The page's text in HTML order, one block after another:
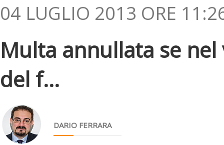
04 LUGLIO 2013 ORE
Multa annullata se
del f...
DARIO FERRARA